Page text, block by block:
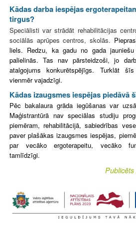
Kādas darba iespējas
tirgus?
Speciālisti var strādāt rehabilitācijas
sociālās aprūpes centros, skolās.
liels. Redzu, ka gadu no gada
palielinās. Tas nav pārsteidzoši, jo
atalgojums konkurētspējīgs. Turklāt
vienmēr vajadzīgi.
Kādas izaugsmes iespējas piedāvā
Pēc bakalaura grāda iegūšanas var
Maģistrantūrā nav speciālas studiju
piemēram, rehabilitācijā, sabiedrības
paver plašākas izaugsmes iespējas,
par vecāko ergoterapeitu, vecāko
tamlīdzīgi.